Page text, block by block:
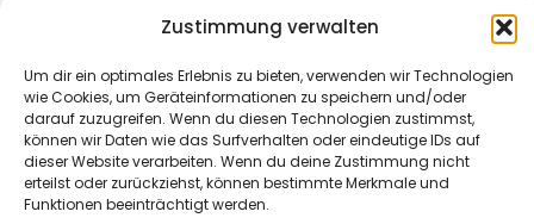
Zustimmung verwalten
Um dir ein optimales Erlebnis zu bieten, verwenden wir Technologien
wie Cookies, um Geräteinformationen zu speichern und/oder
darauf zuzugreifen. Wenn du diesen Technologien zustimmst,
können wir Daten wie das Surfverhalten oder eindeutige IDs auf
dieser Website verarbeiten. Wenn du deine Zustimmung nicht
erteilst oder zurückziehst, können bestimmte Merkmale und
Funktionen beeinträchtigt werden.
© B&L MedienGesellschaft mbH & Co. KG